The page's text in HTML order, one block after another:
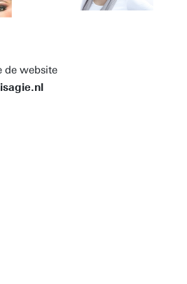
de website